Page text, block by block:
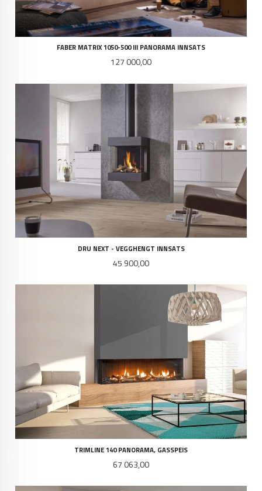
FABER MATRIX 1050-500 III PANORAMA INNSATS
Pris
127 000,00
DRU NEXT - VEGGHENGT INNSATS
Pris
45 900,00
TRIMLINE 140 PANORAMA, GASSPEIS
Pris
67 063,00